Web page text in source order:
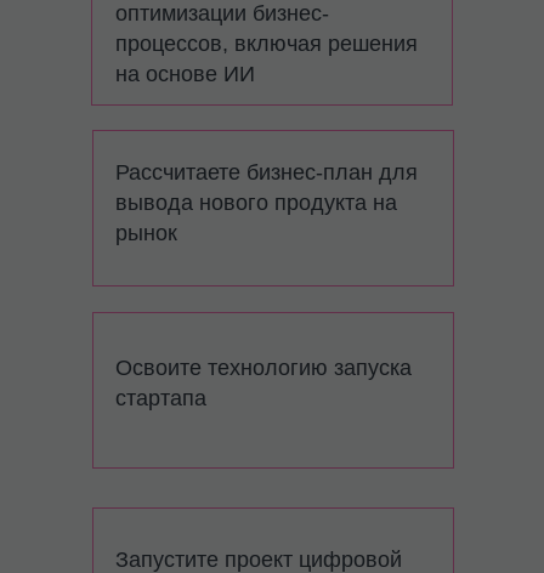
оптимизации бизнес-
процессов, включая решения
на основе ИИ
Рассчитаете бизнес-план для
вывода нового продукта на
рынок
Освоите технологию запуска
стартапа
Запустите проект цифровой